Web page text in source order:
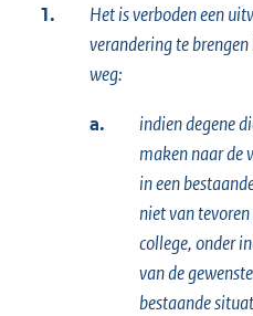
1.
Het is verboden een
verandering te
weg:
a.
indien degene
maken naar de
in een
niet van
college, onder
van de
bestaande